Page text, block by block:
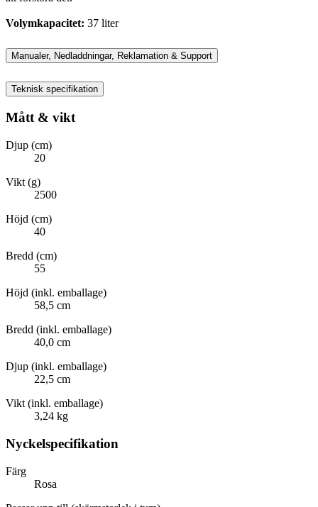
Volymkapacitet: 37 liter
Manualer, Nedladdningar, Reklamation & Support
Teknisk specifikation
Mått & vikt
Djup (cm)
20
Vikt (g)
2500
Höjd (cm)
40
Bredd (cm)
55
Höjd (inkl. emballage)
58,5 cm
Bredd (inkl. emballage)
40,0 cm
Djup (inkl. emballage)
22,5 cm
Vikt (inkl. emballage)
3,24 kg
Nyckelspecifikation
Färg
Rosa